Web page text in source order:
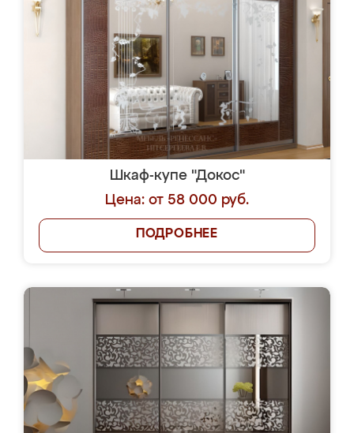
Шкаф-купе "Докос"
Цена: от 58 000 руб.
ПОДРОБНЕЕ